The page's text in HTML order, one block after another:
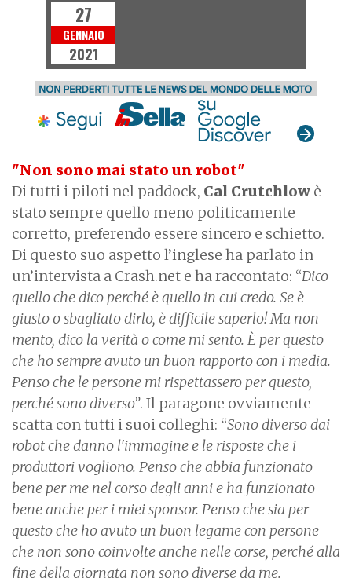
"Non sono mai stato un robot"
Di tutti i piloti nel paddock, Cal Crutchlow è
stato sempre quello meno politicamente
corretto, preferendo essere sincero e schietto.
Di questo suo aspetto l’inglese ha parlato in
un’intervista a Crash.net e ha raccontato: “Dico
quello che dico perché è quello in cui credo. Se è
giusto o sbagliato dirlo, è difficile saperlo! Ma non
mento, dico la verità o come mi sento. È per questo
che ho sempre avuto un buon rapporto con i media.
Penso che le persone mi rispettassero per questo,
perché sono diverso”. Il paragone ovviamente
scatta con tutti i suoi colleghi: “Sono diverso dai
robot che danno l'immagine e le risposte che i
produttori vogliono. Penso che abbia funzionato
bene per me nel corso degli anni e ha funzionato
bene anche per i miei sponsor. Penso che sia per
questo che ho avuto un buon legame con persone
che non sono coinvolte anche nelle corse, perché alla
fine della giornata non sono diverse da me.
27
GENNAIO
2021